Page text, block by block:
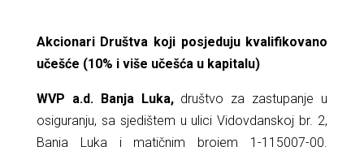
Akcionari Društva koji posjeduju kvalifikovano
učešće (10% i više učešća u kapitalu)
WVP a.d. Banja Luka, društvo za zastupanje u
osiguranju, sa sjedištem u ulici Vidovdanskoj br. 2,
Banja Luka i matičnim brojem 1-115007-00.